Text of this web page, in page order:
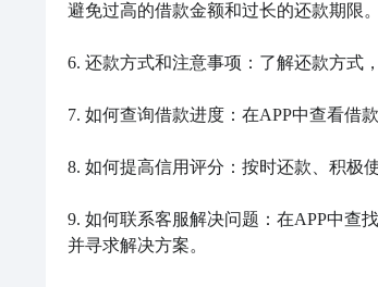
避免过高的借款金额和过长的还款期限。
6. 还款方式和注意事项：了解还款方式
7. 如何查询借款进度：在APP中查看借
8. 如何提高信用评分：按时还款、积极
9. 如何联系客服解决问题：在APP中查
并寻求解决方案。